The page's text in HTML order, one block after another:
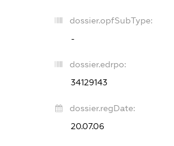
dossier.opfSubType:
-
dossier.edrpo:
34129143
dossier.regDate:
20.07.06